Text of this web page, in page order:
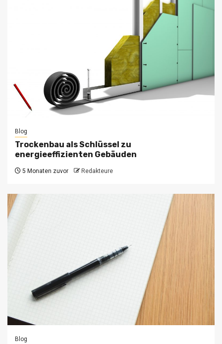
Blog
Trockenbau als Schlüssel zu
energieeffizienten Gebäuden
5 Monaten zuvor Redakteure
Blog